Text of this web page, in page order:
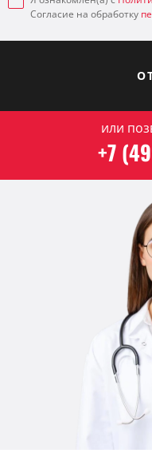
Согласие на обработку
или
+7